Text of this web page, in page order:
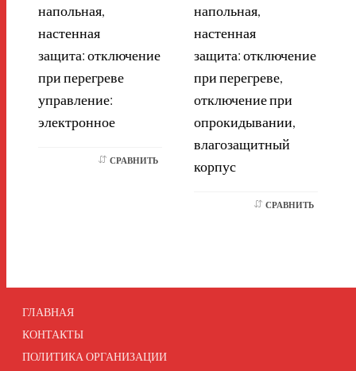
напольная,
настенная
защита: отключение
при перегреве
управление:
электронное
СРАВНИТЬ
напольная,
настенная
защита: отключение
при перегреве,
отключение при
опрокидывании,
влагозащитный
корпус
СРАВНИТЬ
ГЛАВНАЯ
КОНТАКТЫ
ПОЛИТИКА ОРГАНИЗАЦИИ